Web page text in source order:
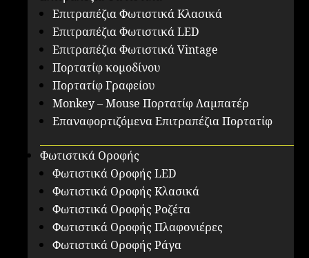
Επιτραπέζια Φωτιστικά Κλασικά
Επιτραπέζια Φωτιστικά LED
Επιτραπέζια Φωτιστικά Vintage
Πορτατίφ κομοδίνου
Πορτατίφ Γραφείου
Monkey – Mouse Πορτατίφ Λαμπατέρ
Επαναφορτιζόμενα Επιτραπέζια Πορτατίφ
Φωτιστικά Οροφής
Φωτιστικά Οροφής LED
Φωτιστικά Οροφής Κλασικά
Φωτιστικά Οροφής Ροζέτα
Φωτιστικά Οροφής Πλαφονιέρες
Φωτιστικά Οροφής Ράγα